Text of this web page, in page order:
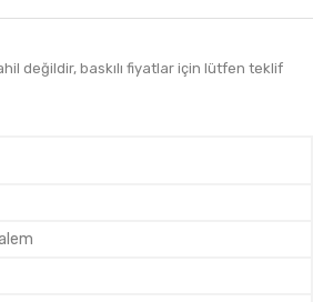
değildir, baskılı fiyatlar için lütfen teklif